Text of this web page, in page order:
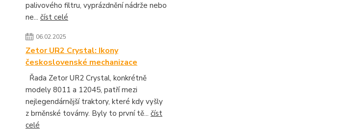
palivového filtru, vyprázdnění nádrže nebo
ne... číst celé
06.02.2025
Zetor UR2 Crystal: Ikony
československé mechanizace
Řada Zetor UR2 Crystal, konkrétně
modely 8011 a 12045, patří mezi
nejlegendárnější traktory, které kdy vyšly
z brněnské továrny. Byly to první tě... číst
celé